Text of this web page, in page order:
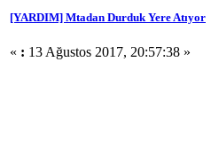
[YARDIM] Mtadan Durduk Yere Atıyor
« : 13 Ağustos 2017, 20:57:38 »